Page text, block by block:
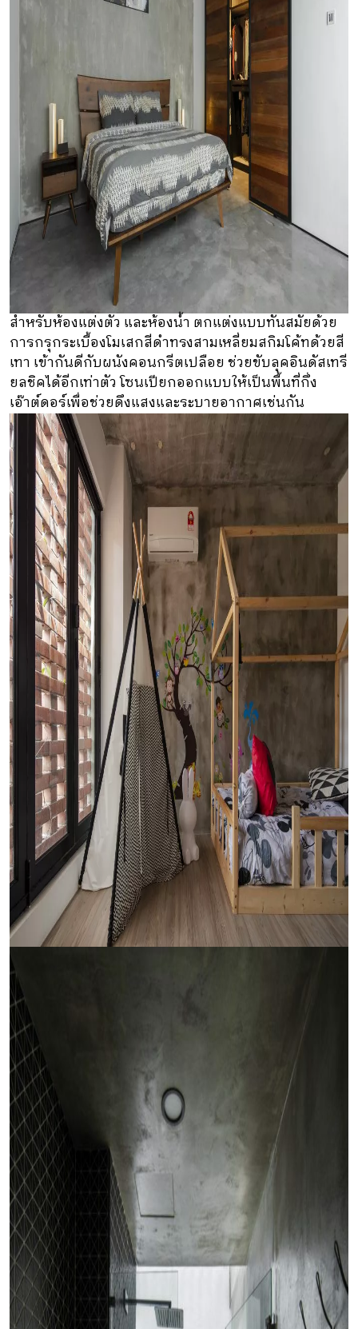
สำหรับห้องแต่งตัว และห้องน้ำ ตกแต่งแบบทันสมัยด้วย
การกรุกระเบื้องโมเสกสีดำทรงสามเหลี่ยมสกิมโค้ทด้วยสี
เทา เข้ากันดีกับผนังคอนกรีตเปลือย ช่วยขับลุคอินดัสเทรี
ยลชิคได้อีกเท่าตัว โซนเปียกออกแบบให้เป็นพื้นที่กึ่ง
เอ๊าต์ดอร์เพื่อช่วยดึงแสงและระบายอากาศเช่นกัน